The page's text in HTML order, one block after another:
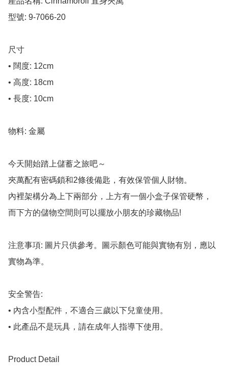
型號: 9-7066-20
尺寸
• 闊度: 12cm
• 高度: 18cm
• 長度: 10cm
物料: 金屬
今天開始踏上儲蓄之旅吧～
夾萬配有密碼鎖和2條後備匙，有效保管個人財物。
內裡架構分為上下兩部分，上方有一個小盒子保管硬幣，
而下方的儲物空間則可以擺放小朋友的珍藏物品!
注意事項: 圖片只供參考。圖示顏色可能與實物有別，應以
實物為準。
安全警告:
• 內含小型配件，不適合三歲以下兒童使用。
• 此產品不是玩具，請在成年人指導下使用。
Product Detail